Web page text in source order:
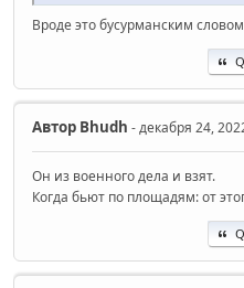
Вроде это бусурманским
Автор Bhudh - декабря 24,
Он из военного дела и взят.
Когда бьют по площадям: от